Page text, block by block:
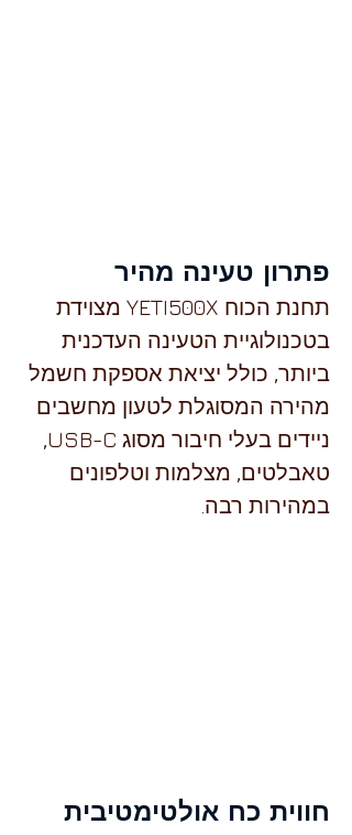
פתרון טעינה מהיר
תחנת הכוח YETI500X מצוידת
בטכנולוגיית הטעינה העדכנית
ביותר, כולל יציאת אספקת חשמל
מהירה המסוגלת לטעון מחשבים
ניידים בעלי חיבור מסוג USB-C,
טאבלטים, מצלמות וטלפונים
במהירות רבה.
חווית כח אולטימטיבית